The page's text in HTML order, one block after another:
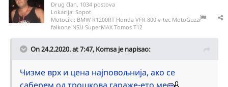
Drug član, 1034 postova
Lokacija: Sopot
Motocikl: BMW R1200RT Honda VFR 800 v-tec MotoGuzzi
falkone NSU SuperMAX Tomos T12
On 24.2.2020. at 7:47, Komsa je napisao:
Чизме врх и цена најповољнија, ако се